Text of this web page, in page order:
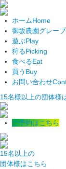
ホームHome
御坂農園グレー
遊ぶPlay
狩るPicking
食べるEat
買う Buy
お問い合わせ
15名様以上の団体様
ご予約はこちら
15名以上の
団体様はこちら